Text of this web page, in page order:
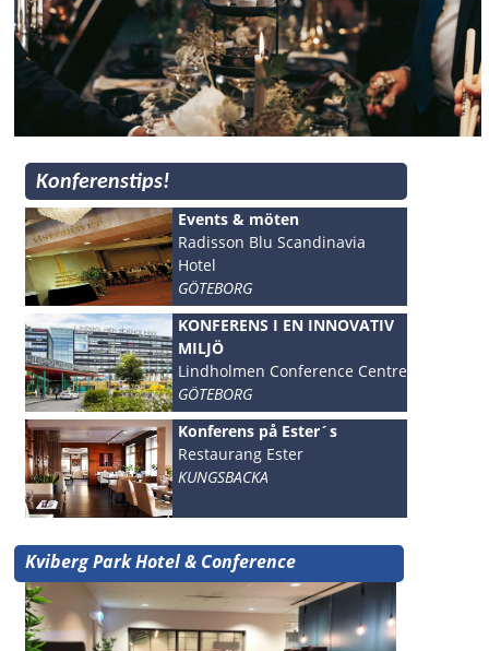
Konferenstips!
Events & möten
Radisson Blu Scandinavia
Hotel
GÖTEBORG
KONFERENS I EN INNOVATIV
MILJÖ
Lindholmen Conference Centre
GÖTEBORG
Konferens på Ester´s
Restaurang Ester
KUNGSBACKA
Kviberg Park Hotel & Conference